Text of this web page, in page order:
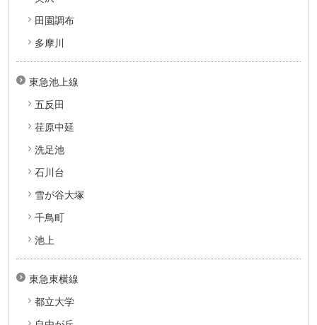
田園調布
多摩川
東急池上線
五反田
荏原中延
洗足池
石川台
雪が谷大塚
千鳥町
池上
東急東横線
都立大学